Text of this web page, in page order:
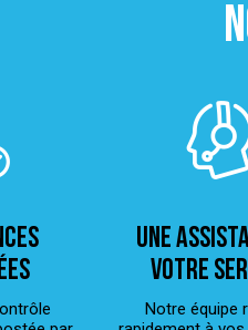
Une
votre
Notre équipe